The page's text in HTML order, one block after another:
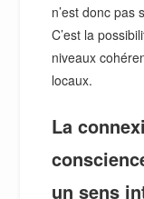
n’est donc pas
C’est la
niveaux
locaux.
La
un sens